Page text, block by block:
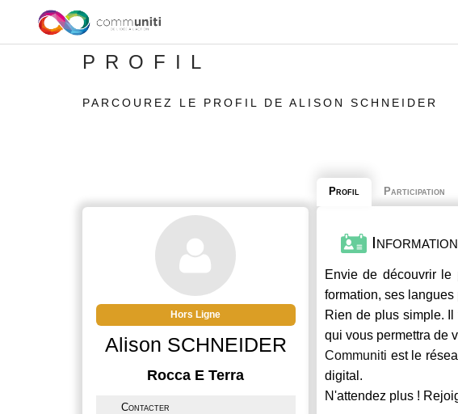
PROFIL
PARCOUREZ LE PROFIL DE ALISON SCHNEIDER
Hors Ligne
Alison SCHNEIDER
Rocca E Terra
Contacter
Profil Participation
Envie de découvrir le
formation, ses
Rien de plus simple.
qui vous permettra de
Communiti est le
digital.
N'attendez plus !